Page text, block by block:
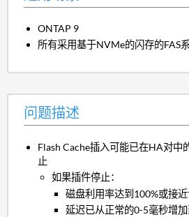
ONTAP 9
所有采用基于NVMe的闪存的FAS
问题描述
Flash Cache插入可能已在HA对中
止
如果插件停止：
磁盘利用率达到100%或接
延迟已从正常的0-5毫秒增